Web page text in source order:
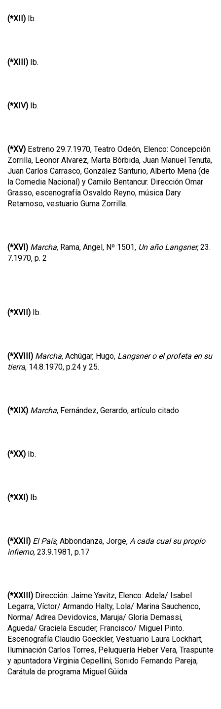
(*XII) Ib.
(*XIII) Ib.
(*XIV) Ib.
(*XV) Estreno 29.7.1970, Teatro Odeón, Elenco: Concepción
Zorrilla, Leonor Alvarez, Marta Bórbida, Juan Manuel Tenuta,
Juan Carlos Carrasco, González Santurio, Alberto Mena (de
la Comedia Nacional) y Camilo Bentancur. Dirección Omar
Grasso, escenografía Osvaldo Reyno, música Dary
Retamoso, vestuario Guma Zorrilla.
(*XVI) Marcha, Rama, Angel, Nº 1501, Un año Langsner,23.
7.1970, p. 2
(*XVII) Ib.
(*XVIII) Marcha, Achúgar, Hugo, Langsner o el profeta en su
tierra, 14.8.1970, p.24 y 25.
(*XIX) Marcha, Fernández, Gerardo, artículo citado
(*XX) Ib.
(*XXI) Ib.
(*XXII) El País, Abbondanza, Jorge, A cada cual su propio
infierno, 23.9.1981, p.17
(*XXIII) Dirección: Jaime Yavitz, Elenco: Adela/ Isabel
Legarra, Víctor/ Armando Halty, Lola/ Marina Sauchenco,
Norma/ Adrea Devidovics, Maruja/ Gloria Demassi,
Agueda/ Graciela Escuder, Francisco/ Miguel Pinto.
Escenografía Claudio Goeckler, Vestuario Laura Lockhart,
Iluminación Carlos Torres, Peluquería Heber Vera, Traspunte
y apuntadora Virginia Cepellini, Sonido Fernando Pareja,
Carátula de programa Miguel Güida